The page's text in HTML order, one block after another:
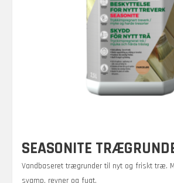
SEASONITE
Vandbaseret trægrunder til nyt og friskt træ.
svamp, revner og fugt.